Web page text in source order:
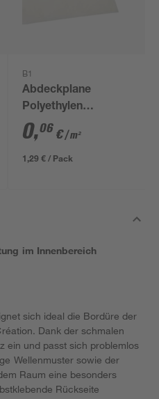
B1
Abdeckplane
Polyethylen
transparent 4 x 5 m
0,06 €/ m²
1,29 € / Pack
im Innenbereich
sich ideal die Bordüre der
Dank der schmalen
ein und passt sich problemlos
Wellenmuster sowie der
Raum eine besonders
Rückseite